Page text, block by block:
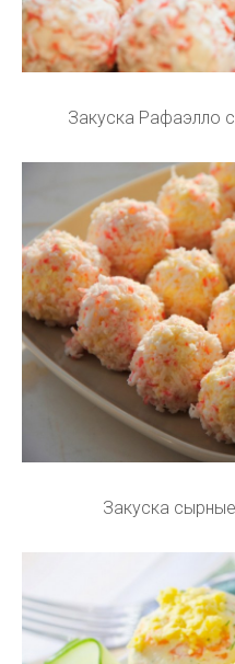
Закуска Рафаэлло
Закуска